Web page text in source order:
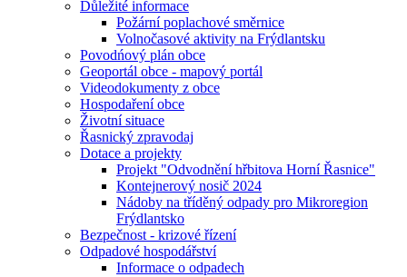
Důležité informace
Požární poplachové směrnice
Volnočasové aktivity na Frýdlantsku
Povodńový plán obce
Geoportál obce - mapový portál
Videodokumenty z obce
Hospodaření obce
Životní situace
Řasnický zpravodaj
Dotace a projekty
Projekt "Odvodnění hřbitova Horní Řasnice"
Kontejnerový nosič 2024
Nádoby na tříděný odpady pro Mikroregion
Frýdlantsko
Bezpečnost - krizové řízení
Odpadové hospodářství
Informace o odpadech